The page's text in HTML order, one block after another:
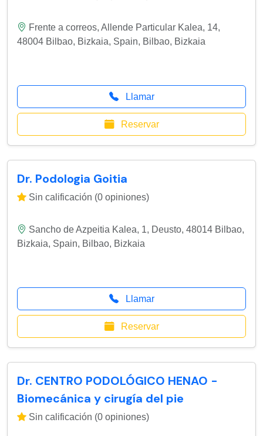
Frente a correos, Allende Particular Kalea, 14,
48004 Bilbao, Bizkaia, Spain, Bilbao, Bizkaia
Llamar
Reservar
Dr. Podologia Goitia
Sin calificación (0 opiniones)
Sancho de Azpeitia Kalea, 1, Deusto, 48014 Bilbao,
Bizkaia, Spain, Bilbao, Bizkaia
Llamar
Reservar
Dr. CENTRO PODOLÓGICO HENAO -
Biomecánica y cirugía del pie
Sin calificación (0 opiniones)